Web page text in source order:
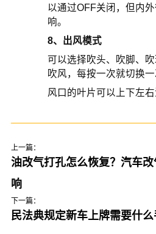
以通过OFF关闭，但内
响。
8、出风模式
可以选择吹头、吹脚、
吹风，每按一次就切换一
风口的叶片可以上下左
上一篇：
油改气打孔怎么恢复？汽车
响
下一篇：
民法典规定新车上牌需要什么